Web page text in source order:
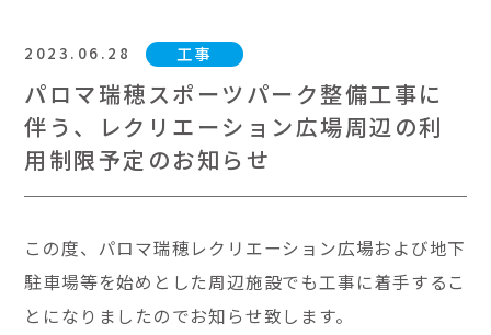
2023.06.28 工事
パロマ瑞穂スポーツパーク整備工事に
伴う、レクリエーション広場周辺の利
用制限予定のお知らせ
この度、パロマ瑞穂レクリエーション広場および地下
駐車場等を始めとした周辺施設でも工事に着手するこ
とになりましたのでお知らせ致します。